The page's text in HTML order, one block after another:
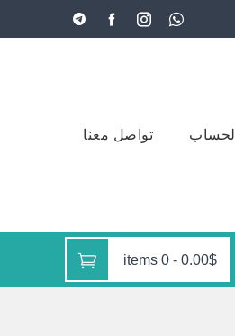
الحساب تواصل معنا
0.00$
-
0 items